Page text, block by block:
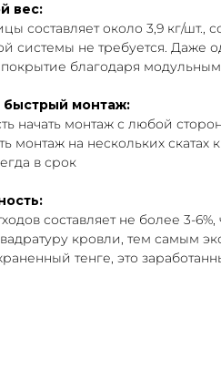
вес:
составляет около 3,9 кг/шт.,
системы не требуется. Даже
благодаря
быстрый монтаж:
начать монтаж с любой
монтаж на нескольких скатах
в срок
составляет не более 3-6%,
кровли, тем самым
тенге, это